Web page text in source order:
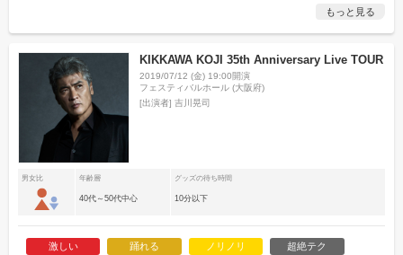
もっと見る
KIKKAWA KOJI 35th Anniversary Live TOUR
2019/07/12 (金) 19:00開演
フェスティバルホール (大阪府)
[出演者]吉川晃司
男女比 年齢層 グッズの待ち時間
40代～50代中心 10分以下
激しい 踊れる ノリノリ 超絶テク